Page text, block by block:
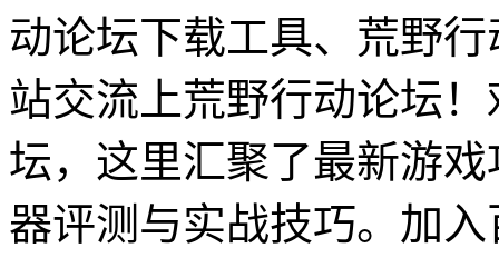
动论坛下载工具、荒野
站交流上荒野行动论坛
坛，这里汇聚了最新游
器评测与实战技巧。加